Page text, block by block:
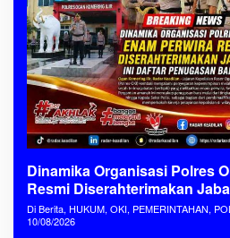
Dinamika Organisasi Polres
Resmi Diserahterimakan
Penugasan Barunya
Di Berita, HUKUM, OKI, PEMERINTAHAN,
10/08/2026